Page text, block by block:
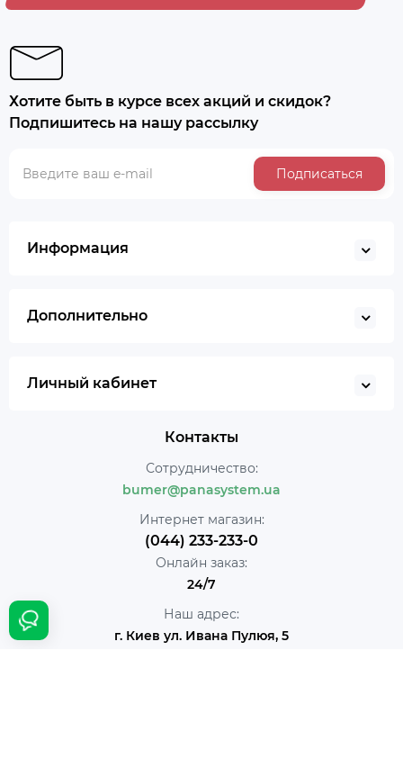
Хотите быть в курсе всех акций и скидок?
Подпишитесь на нашу рассылку
Подписаться
Информация
Дополнительно
Личный кабинет
Контакты
Сотрудничество:
bumer@panasystem.ua
Интернет магазин:
(044) 233-233-0
Онлайн заказ:
24/7
Наш адрес:
г. Киев ул. Ивана Пулюя, 5